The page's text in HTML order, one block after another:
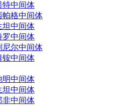
特中间体
帕格中间体
坦中间体
罗中间体
尼尔中间体
铵中间体
明中间体
坦中间体
非中间体